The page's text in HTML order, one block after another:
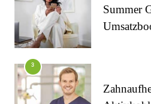
Summer
3
FITNESS
Die perfekten Liegestütze